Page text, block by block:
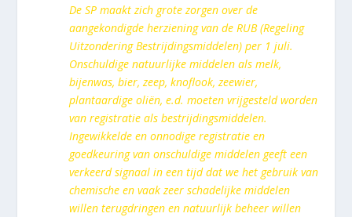
De SP maakt zich grote zorgen over de
aangekondigde herziening van de RUB (Regeling
Uitzondering Bestrijdingsmiddelen) per 1 juli.
Onschuldige natuurlijke middelen als melk,
bijenwas, bier, zeep, knoflook, zeewier,
plantaardige oliën, e.d. moeten vrijgesteld worden
van registratie als bestrijdingsmiddelen.
Ingewikkelde en onnodige registratie en
goedkeuring van onschuldige middelen geeft een
verkeerd signaal in een tijd dat we het gebruik van
chemische en vaak zeer schadelijke middelen
willen terugdringen en natuurlijk beheer willen